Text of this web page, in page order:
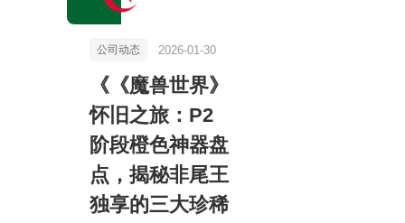
购！
公司动态 2026-01-30
《《魔兽世界》
怀旧之旅：P2
阶段橙色神器盘
点，揭秘非尾王
独享的三大珍稀